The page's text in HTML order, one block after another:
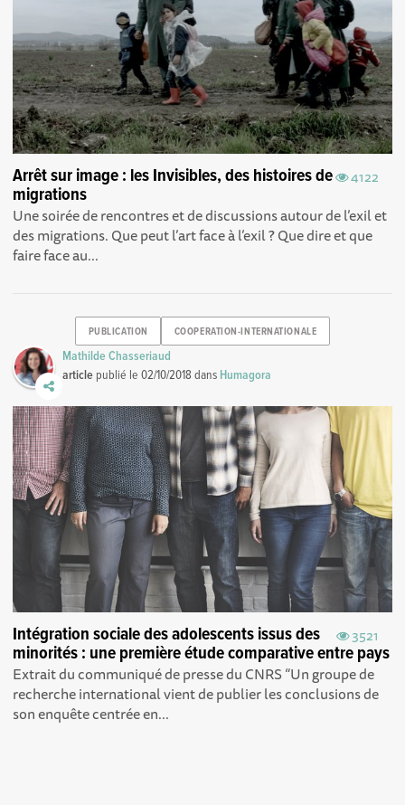
4122
Arrêt sur image : les Invisibles, des histoires de
migrations
Une soirée de rencontres et de discussions autour de l’exil et
des migrations. Que peut l’art face à l’exil ? Que dire et que
faire face au...
PUBLICATION COOPERATION-INTERNATIONALE
Mathilde Chasseriaud
article publié le02/10/2018 dans Humagora
3521
Intégration sociale des adolescents issus des
minorités : une première étude comparative entre pays
Extrait du communiqué de presse du CNRS “Un groupe de
recherche international vient de publier les conclusions de
son enquête centrée en...